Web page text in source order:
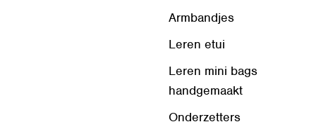
Armbandjes
Leren etui
Leren mini bags
handgemaakt
Onderzetters